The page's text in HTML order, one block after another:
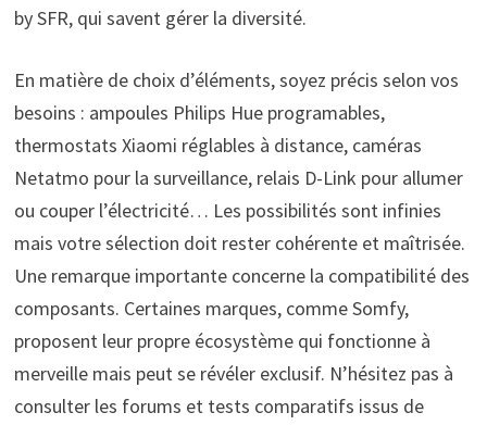
by SFR, qui savent gérer la diversité.
En matière de choix d’éléments, soyez précis selon vos
besoins : ampoules Philips Hue programables,
thermostats Xiaomi réglables à distance, caméras
Netatmo pour la surveillance, relais D-Link pour allumer
ou couper l’électricité… Les possibilités sont infinies
mais votre sélection doit rester cohérente et maîtrisée.
Une remarque importante concerne la compatibilité des
composants. Certaines marques, comme Somfy,
proposent leur propre écosystème qui fonctionne à
merveille mais peut se révéler exclusif. N’hésitez pas à
consulter les forums et tests comparatifs issus de